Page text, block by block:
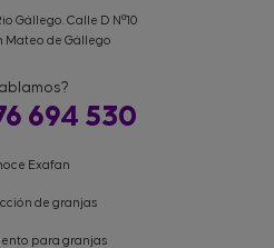
Gállego. Calle D Nº10
Mateo de Gállego
694 530
Exafan
de granjas
para granjas